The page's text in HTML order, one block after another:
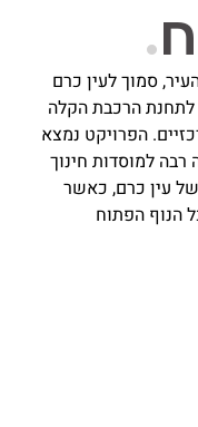
.
סמוך לעין כרם
לתחנת הרכבת הקלה
הפרויקט נמצא
רבה למוסדות חינוך
של עין כרם, כאשר
הנוף הפתוח